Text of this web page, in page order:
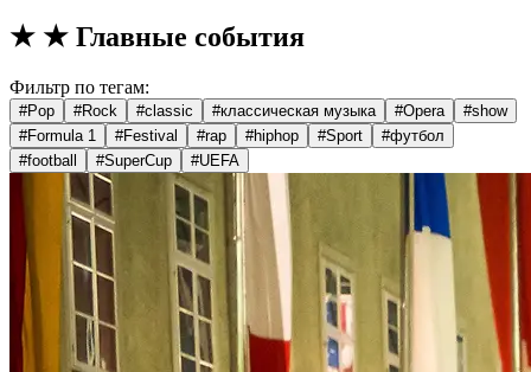
★ ★ Главные события
Фильтр по тегам:
#Pop #Rock #classic #классическая музыка #Opera #show
#Formula 1 #Festival #rap #hiphop #Sport #футбол
#football #SuperCup #UEFA